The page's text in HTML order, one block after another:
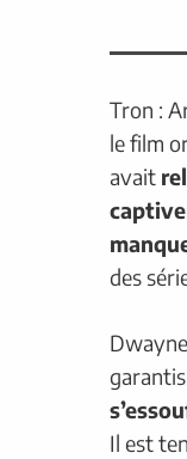
Tron :
le film
avait
des
Il est